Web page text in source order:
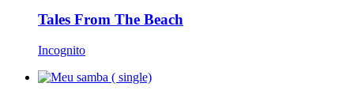
Tales From The Beach
Incognito